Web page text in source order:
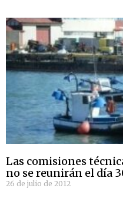
Las comisiones
no se reunirán el día
26 de julio de 2012